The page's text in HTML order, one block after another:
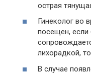
острая
Гинеколог во
посещен,
лихорадкой,
В случае